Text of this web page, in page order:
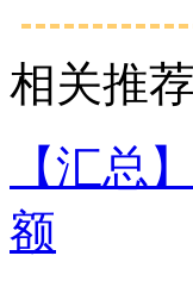
相关推荐
【汇总
额